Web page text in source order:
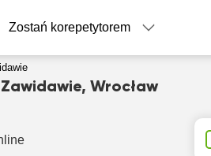
Zostań korepetytorem
Wrocław